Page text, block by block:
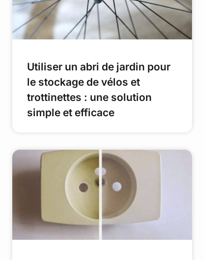
Utiliser un abri de jardin pour
le stockage de vélos et
trottinettes : une solution
simple et efficace